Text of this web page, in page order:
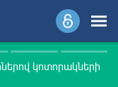
կոտորակների